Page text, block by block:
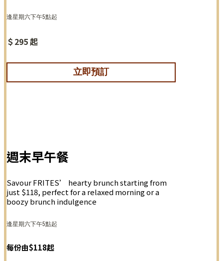
逢星期六下午5點起
＄295 起
立即預訂
週末早午餐
Savour FRITES’ hearty brunch starting from
just $118, perfect for a relaxed morning or a
boozy brunch indulgence
逢星期六下午5點起
每份由$118起